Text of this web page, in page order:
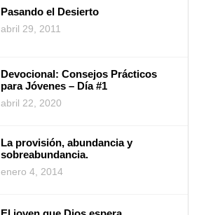
Pasando el Desierto
abril 29, 2011
Devocional: Consejos Prácticos
para Jóvenes – Día #1
abril 22, 2020
La provisión, abundancia y
sobreabundancia.
enero 4, 2014